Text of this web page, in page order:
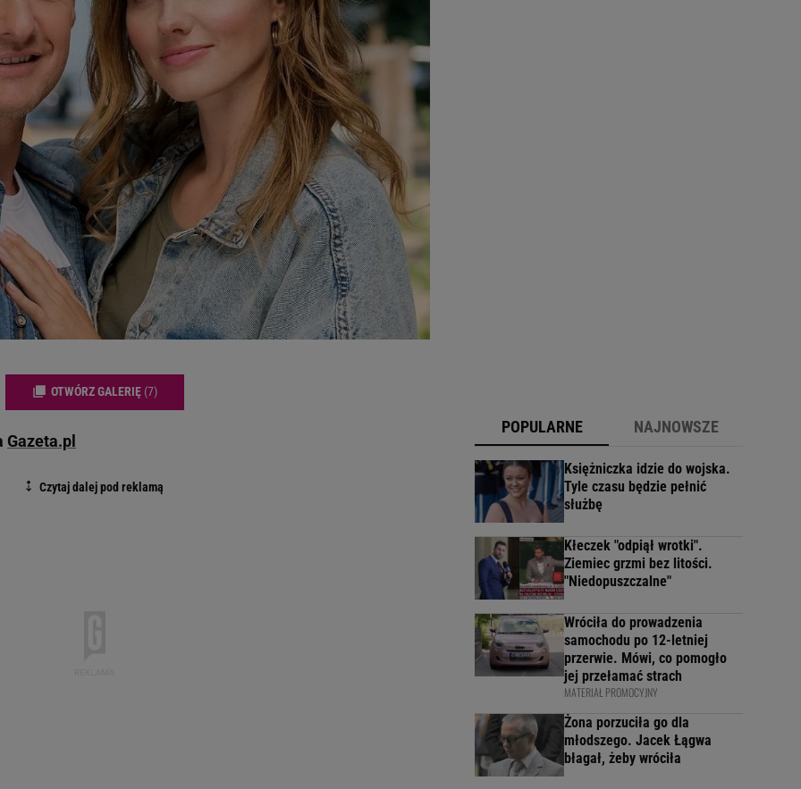
OTWÓRZ GALERIĘ (7)
Gazeta.pl
POPULARNE NAJNOWSZE
Księżniczka idzie do wojska.
Tyle czasu będzie pełnić
służbę
Kłeczek "odpiął wrotki".
Ziemiec grzmi bez litości.
"Niedopuszczalne"
Wróciła do prowadzenia
samochodu po 12-letniej
przerwie. Mówi, co pomogło
jej przełamać strach
MATERIAŁ PROMOCYJNY
Żona porzuciła go dla
młodszego. Jacek Łągwa
błagał, żeby wróciła